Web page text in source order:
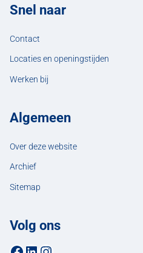
Snel naar
Contact
Locaties en openingstijden
Werken bij
Algemeen
Over deze website
Archief
Sitemap
Volg ons